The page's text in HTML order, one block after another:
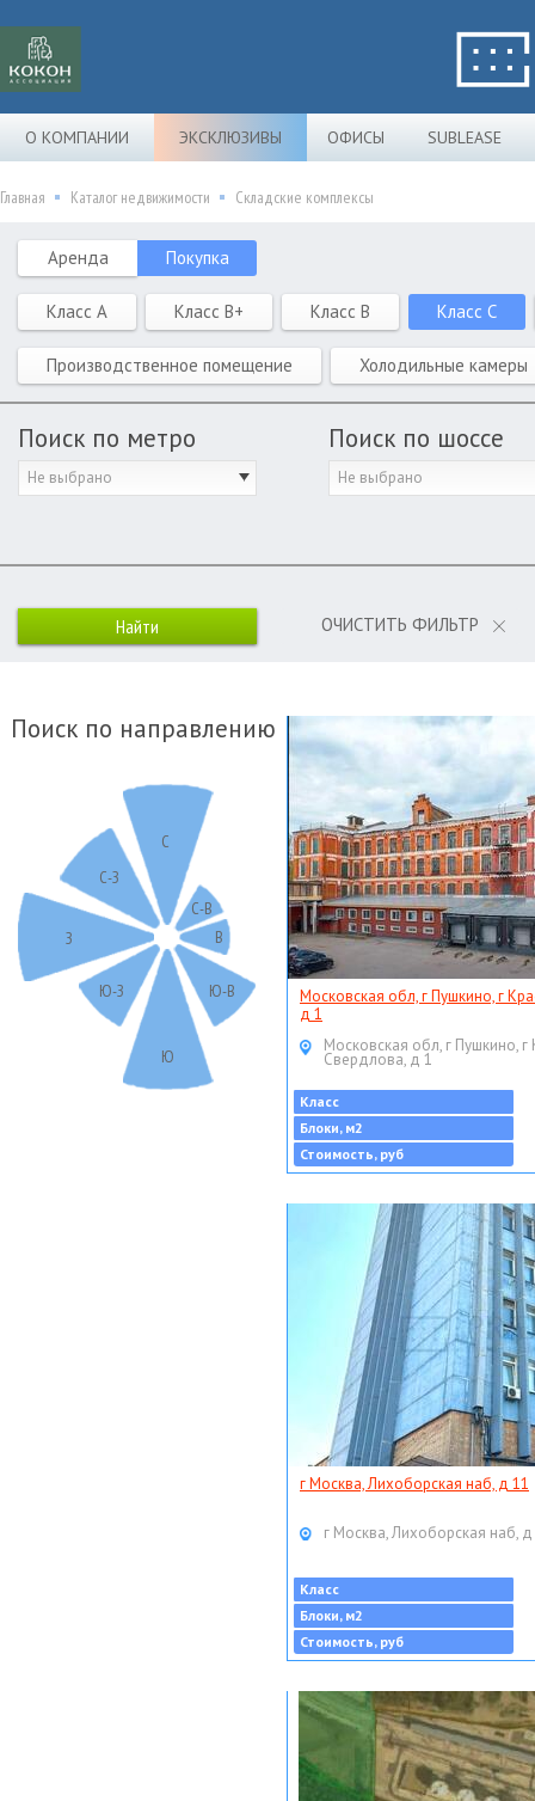
О КОМПАНИИ ЭКСКЛЮЗИВЫ ОФИСЫ SUBLEASE
Главная Каталог недвижимости Складские комплексы
Аренда Покупка
Класс A Класс B+ Класс B Класс C
Производственное помещение Холодильные камеры
Поиск по метро
Не выбрано
Поиск по шоссе
Не выбрано
ОЧИСТИТЬ ФИЛЬТР
Поиск по направлению
С
С-В
В
Ю-В
Ю
Ю-З
З
С-З
Московская обл, г Пушкино, г
д 1
Московская обл, г Пушкино, г
Свердлова, д 1
Класс
Блоки, м2
Стоимость, руб
г Москва, Лихоборская наб, д 11
г Москва, Лихоборская наб,
Класс
Блоки, м2
Стоимость, руб